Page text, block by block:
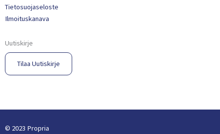
Tietosuojaseloste
Ilmoituskanava
Uutiskirje
Tilaa Uutiskirje​
© 2023 Propria